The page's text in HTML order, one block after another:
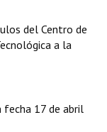
del Centro de
a la
17 de abril